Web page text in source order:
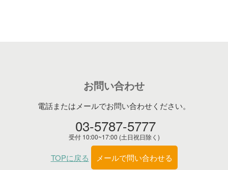
お問い合わせ
電話またはメールでお問い合わせください。
03-5787-5777
受付 10:00~17:00 (土日祝日除く)
TOPに戻る メールで問い合わせる